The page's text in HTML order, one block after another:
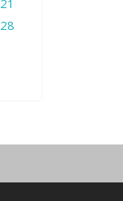
21
28